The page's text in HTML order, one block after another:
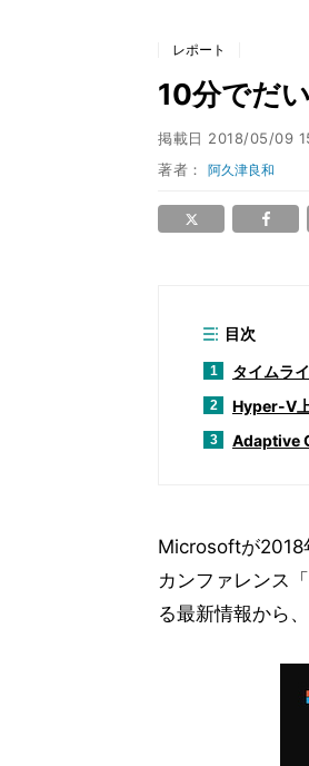
レポート
10分でだ
掲載日 2018/05/09
著者：阿久津良和
目次
1 タイムラ
2 Hyper-V
3 Adaptive
Microsoftが2018
カンファレンス
る最新情報から